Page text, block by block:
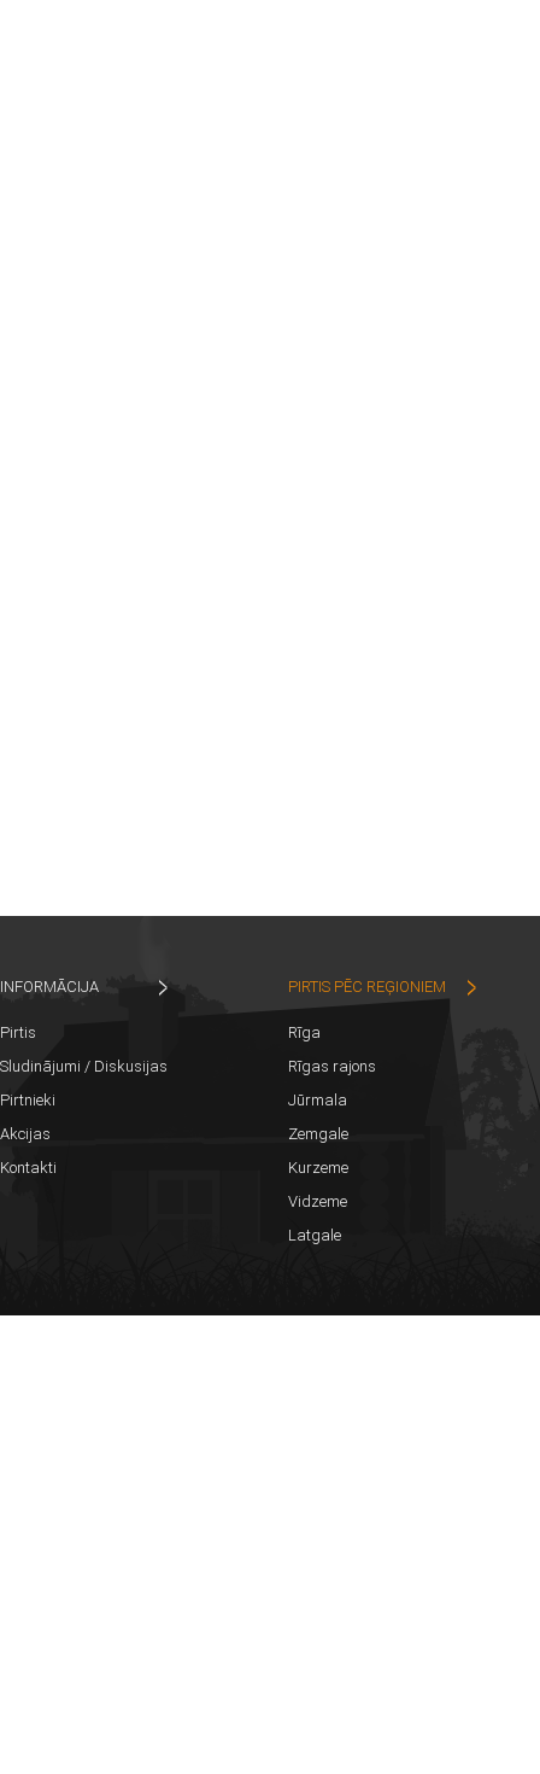
INFORMĀCIJA
Pirtis
Sludinājumi / Diskusijas
Pirtnieki
Akcijas
Kontakti
PIRTIS PĒC REĢIONIEM
Rīga
Rīgas rajons
Jūrmala
Zemgale
Kurzeme
Vidzeme
Latgale